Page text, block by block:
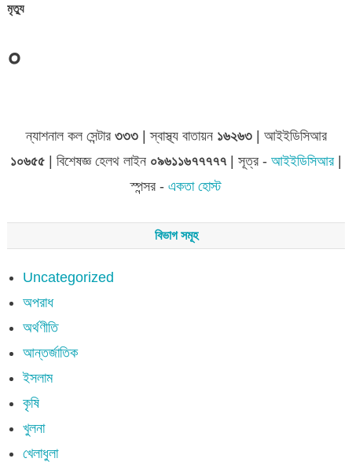
মৃত্যু
০
ন্যাশনাল কল সেন্টার ৩৩৩| স্বাস্থ্য বাতায়ন ১৬২৬৩| আইইডিসিআর
১০৬৫৫ | বিশেষজ্ঞ হেলথ লাইন ০৯৬১১৬৭৭৭৭৭| সূত্র - আইইডিসিআর|
স্পন্সর - একতা হোস্ট
বিভাগ সমূহ
Uncategorized
অপরাধ
অর্থণীতি
আন্তর্জাতিক
ইসলাম
কৃষি
খুলনা
খেলাধুলা